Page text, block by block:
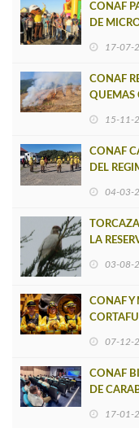
CONAF
DE
17-07-
CONAF
QUEMAS
15-11-
CONAF
DEL
04-03-
LA
03-08-
CONAF Y
07-12-
CONAF
DE
17-01-